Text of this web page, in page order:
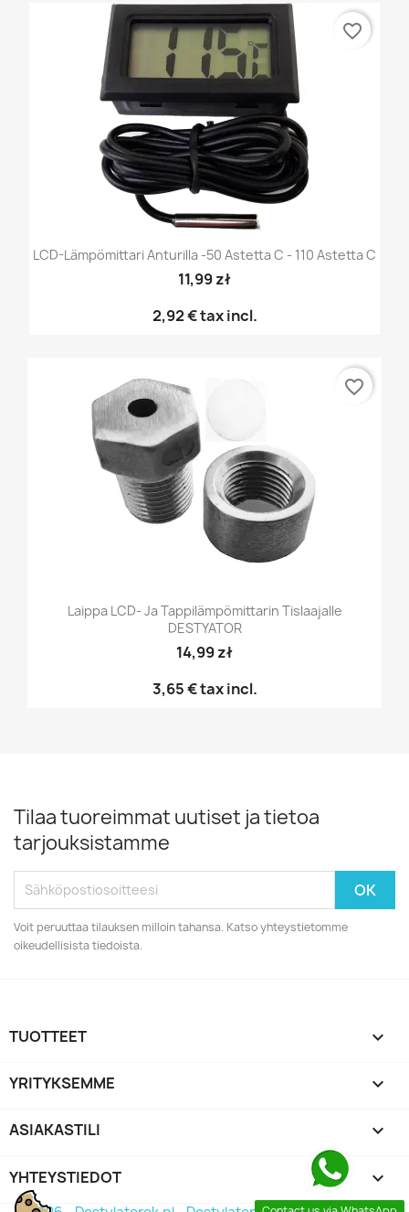
LCD-Lämpömittari Anturilla -50 Astetta C - 110 Astetta C
11,99 zł
2,92 €tax incl.
favorite_border
Laippa LCD- Ja Tappilämpömittarin Tislaajalle
DESTYATOR
14,99 zł
3,65 €tax incl.
favorite_border
Tilaa tuoreimmat uutiset ja tietoa
tarjouksistamme
Voit peruuttaa tilauksen milloin tahansa. Katso yhteystietomme
oikeudellisista tiedoista.
TUOTTEET 
YRITYKSEMME 
ASIAKASTILI 
YHTEYSTIEDOT keyboard_arrow_down